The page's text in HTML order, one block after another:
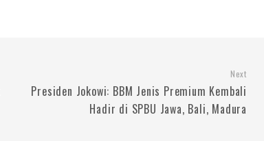
Next
Presiden Jokowi: BBM Jenis Premium Kembali
Hadir di SPBU Jawa, Bali, Madura